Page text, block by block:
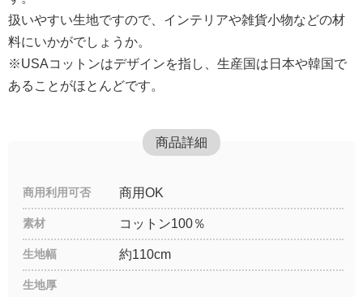
扱いやすい生地ですので、インテリアや雑貨小物などの材
料にいかがでしょうか。
※USAコットンはデザインを指し、生産国は日本や韓国で
あることがほとんどです。
商品詳細
商用利用可否 商用OK
素材 コットン100％
生地幅 約110cm
生地厚